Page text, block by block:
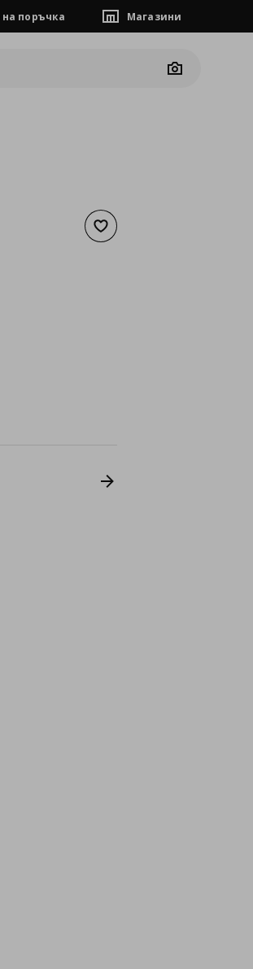
поръчка Магазини
Camera
Добави към списъка с